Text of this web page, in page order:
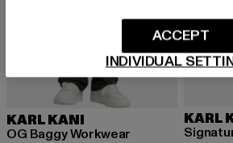
KARL KANI
OG Baggy Workwear
KARL
INDIVIDUAL
ACCEPT